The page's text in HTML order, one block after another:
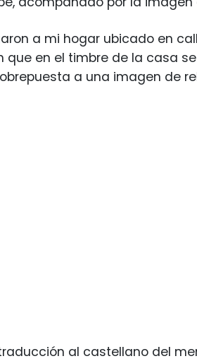
a mi hogar ubicado en
que en el timbre de la casa
a una imagen de
al castellano del